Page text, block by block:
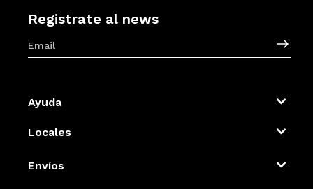
Registrate al news
Ayuda
Locales
Envíos